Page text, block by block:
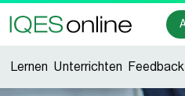
Lernen Unterrichten Feedback